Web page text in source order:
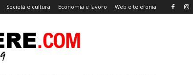
Società e cultura Economia e lavoro Web e telefonia